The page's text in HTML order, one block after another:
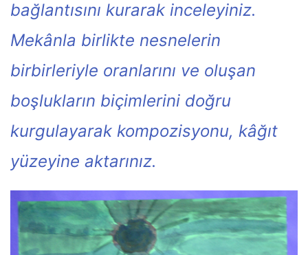
bağlantısını kurarak inceleyiniz.
Mekânla birlikte nesnelerin
birbirleriyle oranlarını ve oluşan
boşlukların biçimlerini doğru
kurgulayarak kompozisyonu, kâğıt
yüzeyine aktarınız.